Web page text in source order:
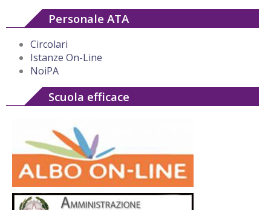
Personale ATA
Circolari
Istanze On-Line
NoiPA
Scuola efficace